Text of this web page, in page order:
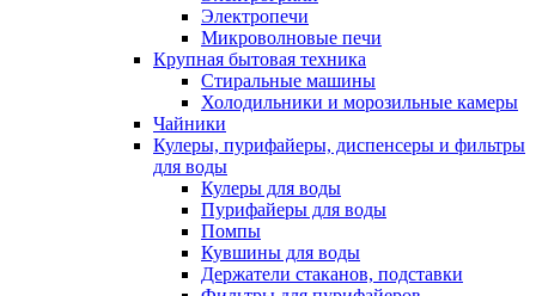
Электропечи
Микроволновые печи
Крупная бытовая техника
Стиральные машины
Холодильники и морозильные камеры
Чайники
Кулеры, пурифайеры, диспенсеры и фильтры
для воды
Кулеры для воды
Пурифайеры для воды
Помпы
Кувшины для воды
Держатели стаканов, подставки